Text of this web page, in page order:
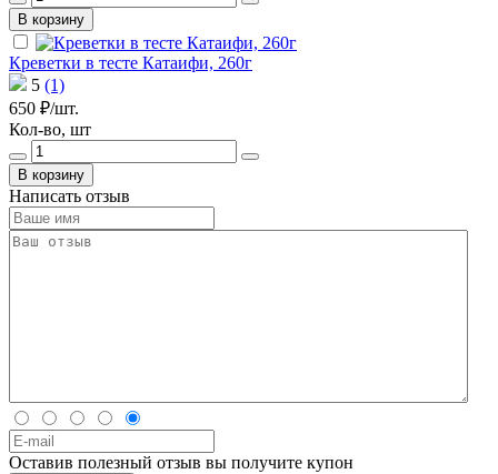
В корзину
Креветки в тесте Катаифи, 260г
5 (1)
650 ₽/шт.
Кол-во, шт
В корзину
Написать отзыв
Оставив полезный отзыв вы получите купон